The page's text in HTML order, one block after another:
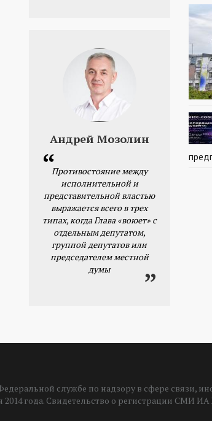
Андрей Мозолин
Противостояние между
исполнительной и
представительной властью
выражается всего в трех
типах, когда Глава «воюет» с
отдельным депутатом,
группой депутатов или
председателем местной
думы
службе по надзору в сфере связи,
года. Свидетельство о регистрации СМИ